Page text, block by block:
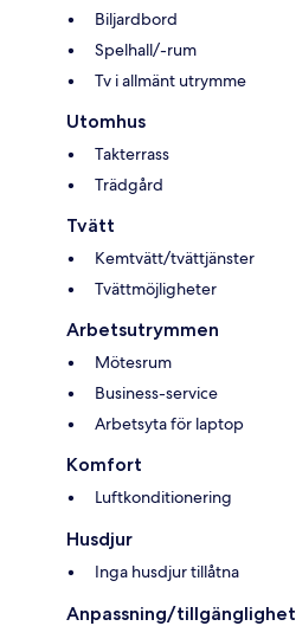
Biljardbord
Spelhall/-rum
Tv i allmänt utrymme
Utomhus
Takterrass
Trädgård
Tvätt
Kemtvätt/tvättjänster
Tvättmöjligheter
Arbetsutrymmen
Mötesrum
Business-service
Arbetsyta för laptop
Komfort
Luftkonditionering
Husdjur
Inga husdjur tillåtna
Anpassning/tillgänglighet